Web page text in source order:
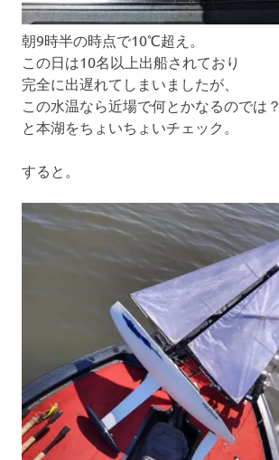
朝9時半の時点で10℃超え。
この日は10名以上出船されており
完全に出遅れてしまいましたが、
この水温なら近場で何とかなるのでは？
と本湖をちょいちょいチェック。
すると。